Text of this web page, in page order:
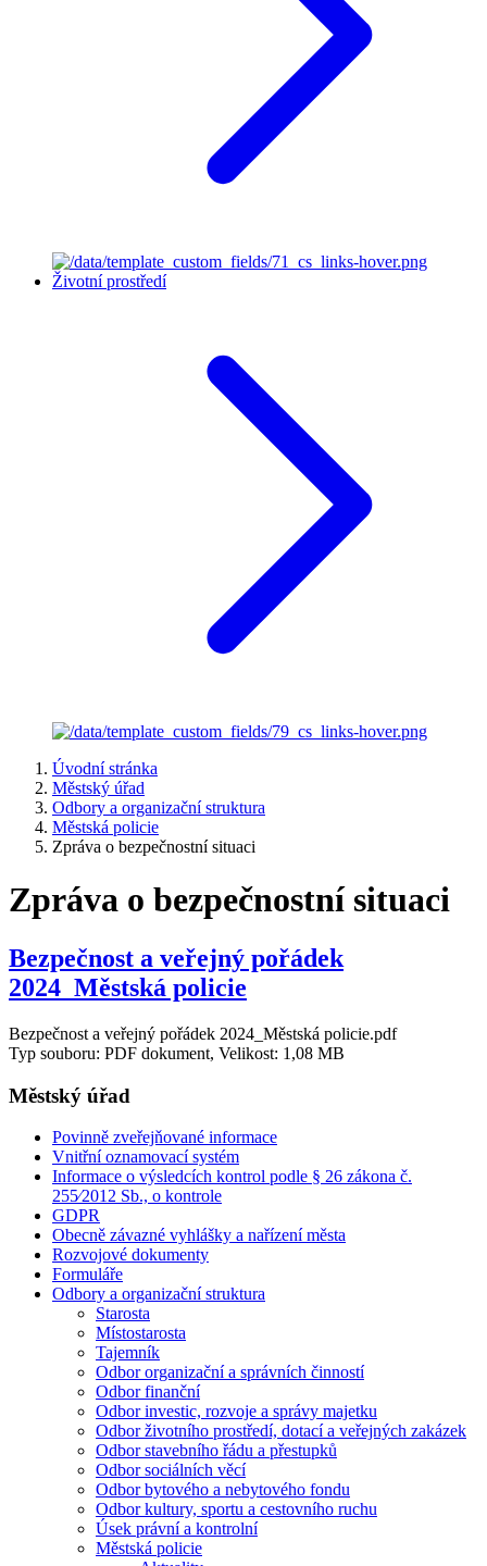
Životní prostředí
Úvodní stránka
Městský úřad
Odbory a organizační struktura
Městská policie
Zpráva o bezpečnostní situaci
Zpráva o bezpečnostní situaci
Bezpečnost a veřejný pořádek
2024_Městská policie
Bezpečnost a veřejný pořádek 2024_Městská policie.pdf
Typ souboru: PDF dokument, Velikost: 1,08 MB
Městský úřad
Povinně zveřejňované informace
Vnitřní oznamovací systém
Informace o výsledcích kontrol podle § 26 zákona č.
255⁄2012 Sb., o kontrole
GDPR
Obecně závazné vyhlášky a nařízení města
Rozvojové dokumenty
Formuláře
Odbory a organizační struktura
Starosta
Místostarosta
Tajemník
Odbor organizační a správních činností
Odbor finanční
Odbor investic, rozvoje a správy majetku
Odbor životního prostředí, dotací a veřejných zakázek
Odbor stavebního řádu a přestupků
Odbor sociálních věcí
Odbor bytového a nebytového fondu
Odbor kultury, sportu a cestovního ruchu
Úsek právní a kontrolní
Městská policie